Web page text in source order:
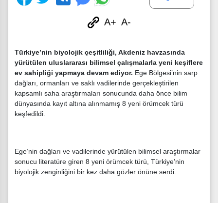
A+ A-
Türkiye’nin biyolojik çeşitliliği, Akdeniz havzasında
yürütülen uluslararası bilimsel çalışmalarla yeni keşiflere
ev sahipliği yapmaya devam ediyor. Ege Bölgesi’nin sarp
dağları, ormanları ve saklı vadilerinde gerçekleştirilen
kapsamlı saha araştırmaları sonucunda daha önce bilim
dünyasında kayıt altına alınmamış 8 yeni örümcek türü
keşfedildi.
Ege’nin dağları ve vadilerinde yürütülen bilimsel araştırmalar
sonucu literatüre giren 8 yeni örümcek türü, Türkiye’nin
biyolojik zenginliğini bir kez daha gözler önüne serdi.